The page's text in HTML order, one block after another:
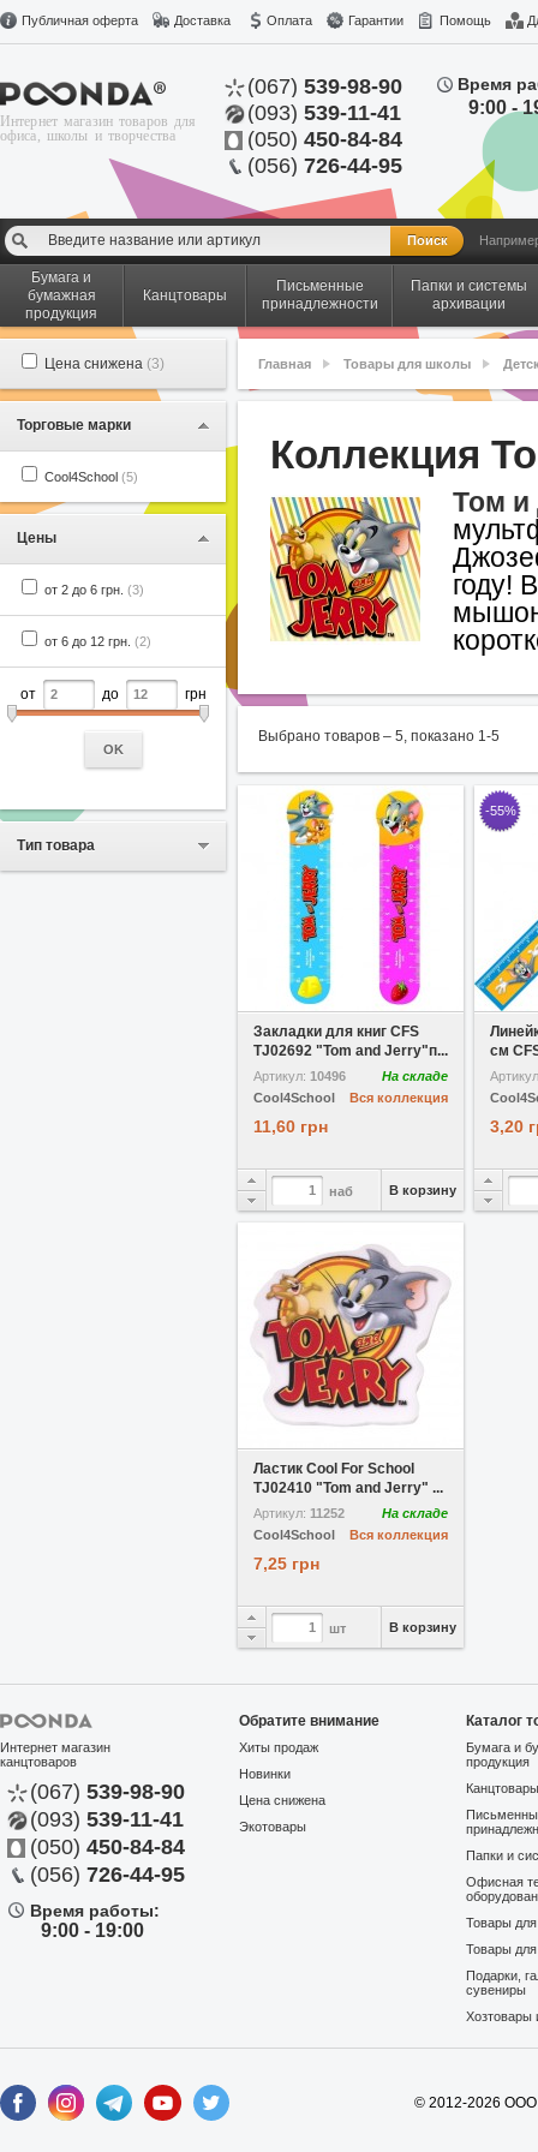
Публичная оферта Доставка Оплата Гарантии Помощь
Интернет магазин товаров для
офиса, школы и творчества
(067) 539-98-90
(093) 539-11-41
(050) 450-84-84
(056) 726-44-95
Время
9:00 -
Бумага и
бумажная
продукция
Канцтовары
Письменные
принадлежности
Папки и системы
архивации
Цена снижена (3)
Торговые марки
Cool4School (5)
Цены
от 2 до 6 грн. (3)
от 6 до 12 грн. (2)
от до грн
OK
Тип товара
Главная Товары для школы
Коллекция
Том и
году!
Выбрано товаров – 5, показано 1-5
В избранное
Закладки для книг CFS
TJ02692 "Tom and Jerry"п...
Артикул: 10496
На складе
Вся коллекция
Cool4School
11,60 грн
наб В корзину
-55%
см
3,20
В избранное
Ластик Cool For School
TJ02410 "Tom and Jerry" ...
Артикул: 11252
На складе
Вся коллекция
Cool4School
7,25 грн
шт В корзину
Интернет магазин
канцтоваров
(067) 539-98-90
(093) 539-11-41
(050) 450-84-84
(056) 726-44-95
Время работы:
9:00 - 19:00
Обратите внимание
Хиты продаж
Новинки
Цена снижена
Экотовары
Каталог
Бумага и
продукция
Папки и
Офисная
Товары
Товары
Подарки,
сувениры
Хозтовары
© 2012-2026